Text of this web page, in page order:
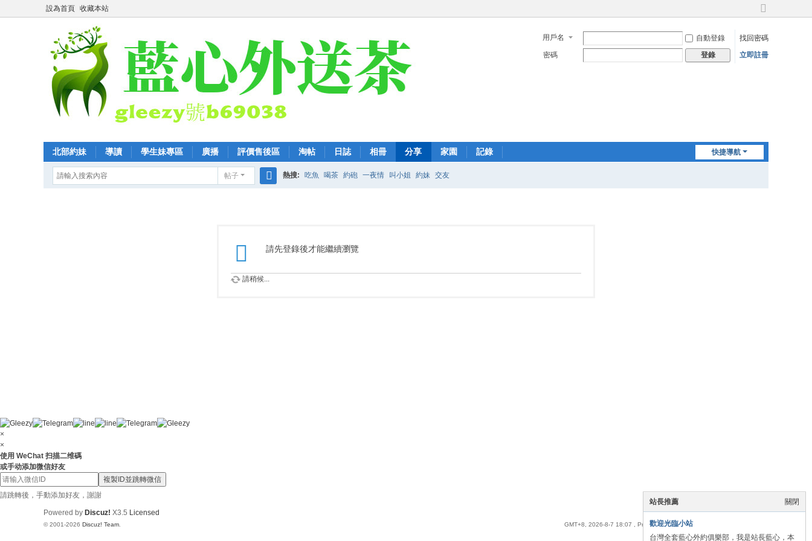
設為首頁 收藏本站
切
到
寬
用戶名 自動登錄
找回密碼
密碼
登錄 立即註冊
快捷導航
北部約妹 導讀 學生妹專區 廣播 評價售後區 淘帖 日誌 相冊 分享 家園 記錄
帖子 熱搜: 吃魚 喝茶 約砲 一夜情 叫小姐 約妹 交友
請先登錄後才能繼續瀏覽
請稍候...
關閉
站長推薦
歡迎光臨小站
台灣全套藍心外約俱樂部，我是站長藍心，本
×
×
使用 WeChat 扫描二维碼
或手动添加微信好友
複製ID並跳轉微信
請跳轉後，手動添加好友，謝謝
手機版 | 全臺優質藍心外送茶
GMT+8, 2026-8-7 18:07 , Processed in 0.049632 second(s), 15 queries .
Powered by Discuz! X3.5 Licensed
© 2001-2026 Discuz! Team